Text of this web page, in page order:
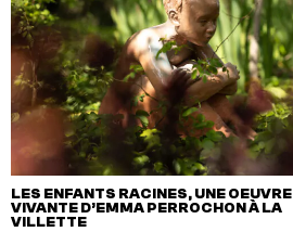
LES ENFANTS RACINES, UNE OEUVRE
VIVANTE D’EMMA PERROCHON À LA
VILLETTE